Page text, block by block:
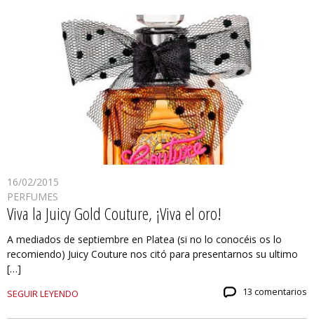
16/02/2015
PERFUMES
Viva la Juicy Gold Couture, ¡Viva el oro!
A mediados de septiembre en Platea (si no lo conocéis os lo
recomiendo) Juicy Couture nos citó para presentarnos su ultimo
[…]
SEGUIR LEYENDO 13 comentarios